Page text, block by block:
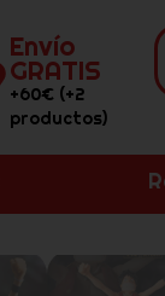
Envío
GRATIS
+60€ (+2
productos)